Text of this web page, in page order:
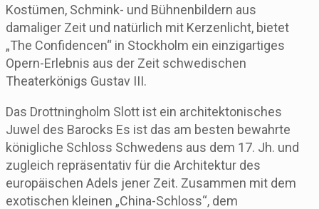
Kostümen, Schmink- und Bühnenbildern aus
damaliger Zeit und natürlich mit Kerzenlicht, bietet
„The Confidencen“ in Stockholm ein einzigartiges
Opern-Erlebnis aus der Zeit schwedischen
Theaterkönigs Gustav III.
Das Drottningholm Slott ist ein architektonisches
Juwel des Barocks Es ist das am besten bewahrte
königliche Schloss Schwedens aus dem 17. Jh. und
zugleich repräsentativ für die Architektur des
europäischen Adels jener Zeit. Zusammen mit dem
exotischen kleinen „China-Schloss“, dem